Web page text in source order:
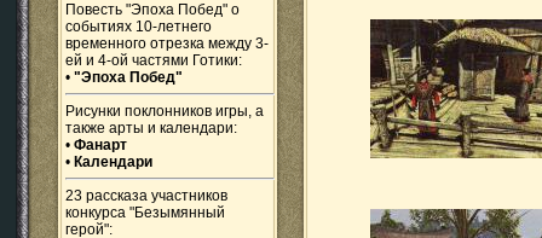
Повесть "Эпоха Побед" о
событиях 10-летнего
временного отрезка между 3-
ей и 4-ой частями Готики:
• "Эпоха Побед"
Рисунки поклонников игры, а
также арты и календари:
• Фанарт
• Календари
23 рассказа участников
конкурса "Безымянный
герой":